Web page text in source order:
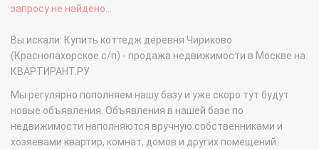
запросу не найдено...
Вы искали: Купить коттедж деревня Чириково
(Краснопахорское с/п) - продажа недвижимости в Москве на
КВАРТИРАНТ.РУ
Мы регулярно пополняем нашу базу и уже скоро тут будут
новые объявления. Объявления в нашей базе по
недвижимости наполняются вручную собственниками и
хозяевами квартир, комнат, домов и других помещений.